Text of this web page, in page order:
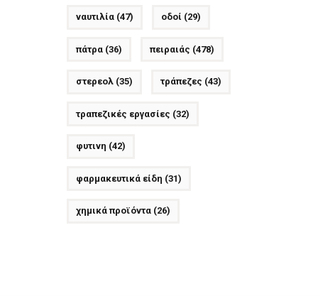
ναυτιλία(47) οδοί (29)
πάτρα(36) πειραιάς (478)
στερεολ(35) τράπεζες (43)
τραπεζικές εργασίες (32)
φυτινη (42)
φαρμακευτικά είδη (31)
χημικά προϊόντα(26)